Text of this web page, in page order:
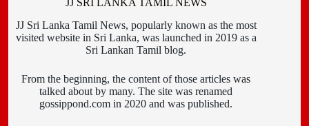
JJ SRI LANKA TAMIL NEWS
JJ Sri Lanka Tamil News, popularly known as the most
visited website in Sri Lanka, was launched in 2019 as a
Sri Lankan Tamil blog.
From the beginning, the content of those articles was
talked about by many. The site was renamed
gossippond.com in 2020 and was published.